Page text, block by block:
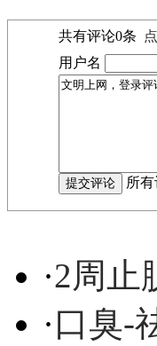
共有评论0条
用户名
所
·2周止
·口臭-